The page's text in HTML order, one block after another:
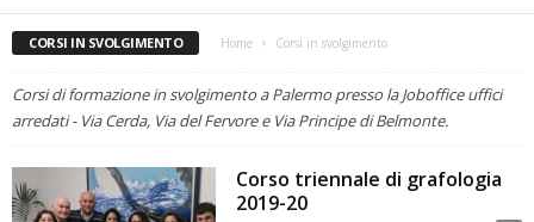
CORSI IN SVOLGIMENTO Home Corsi in svolgimento
Corsi di formazione in svolgimento a Palermo presso la Joboffice uffici
arredati - Via Cerda, Via del Fervore e Via Principe di Belmonte.
Corso triennale di grafologia
2019-20